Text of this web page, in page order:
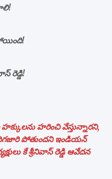
రెడ్డి!
హరించి వేస్తున్నారని,
దిగజారి పోతుందని ఇండియన్
కే శ్రీనివాస్ రెడ్డి ఆవేదన